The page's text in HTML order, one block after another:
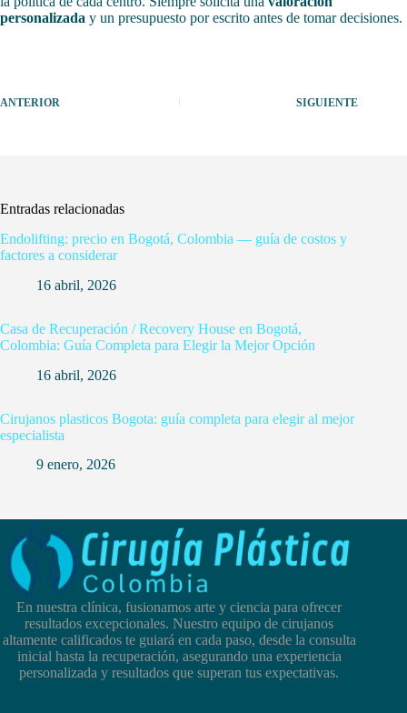
personalizada y un presupuesto por escrito antes de tomar decisiones.
ANTERIOR SIGUIENTE
Entradas relacionadas
Endolifting: precio en Bogotá, Colombia — guía de costos y
factores a considerar
16 abril, 2026
Casa de Recuperación / Recovery House en Bogotá,
Colombia: Guía Completa para Elegir la Mejor Opción
16 abril, 2026
Cirujanos plasticos Bogota: guía completa para elegir al mejor
especialista
9 enero, 2026
En nuestra clínica, fusionamos arte y ciencia para ofrecer
resultados excepcionales. Nuestro equipo de cirujanos
altamente calificados te guiará en cada paso, desde la consulta
inicial hasta la recuperación, asegurando una experiencia
personalizada y resultados que superan tus expectativas.